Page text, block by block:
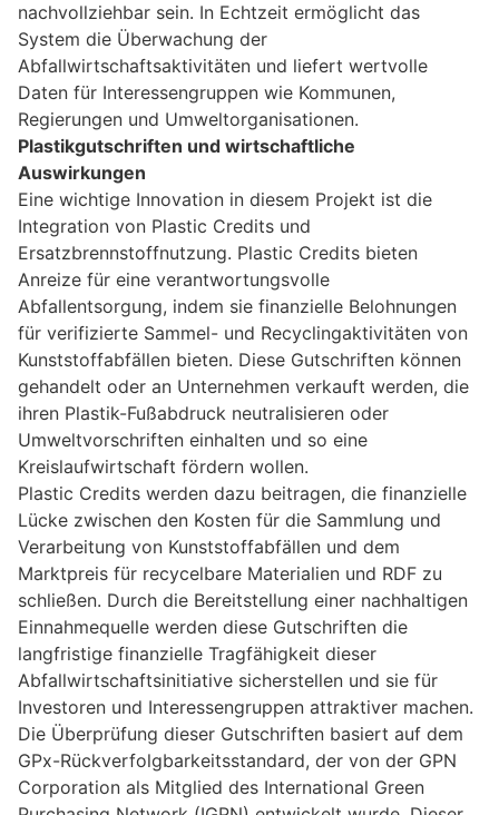
nachvollziehbar sein. In Echtzeit ermöglicht das
System die Überwachung der
Abfallwirtschaftsaktivitäten und liefert wertvolle
Daten für Interessengruppen wie Kommunen,
Regierungen und Umweltorganisationen.
Plastikgutschriften und wirtschaftliche
Auswirkungen
Eine wichtige Innovation in diesem Projekt ist die
Integration von Plastic Credits und
Ersatzbrennstoffnutzung. Plastic Credits bieten
Anreize für eine verantwortungsvolle
Abfallentsorgung, indem sie finanzielle Belohnungen
für verifizierte Sammel- und Recyclingaktivitäten von
Kunststoffabfällen bieten. Diese Gutschriften können
gehandelt oder an Unternehmen verkauft werden, die
ihren Plastik-Fußabdruck neutralisieren oder
Umweltvorschriften einhalten und so eine
Kreislaufwirtschaft fördern wollen.
Plastic Credits werden dazu beitragen, die finanzielle
Lücke zwischen den Kosten für die Sammlung und
Verarbeitung von Kunststoffabfällen und dem
Marktpreis für recycelbare Materialien und RDF zu
schließen. Durch die Bereitstellung einer nachhaltigen
Einnahmequelle werden diese Gutschriften die
langfristige finanzielle Tragfähigkeit dieser
Abfallwirtschaftsinitiative sicherstellen und sie für
Investoren und Interessengruppen attraktiver machen.
Die Überprüfung dieser Gutschriften basiert auf dem
GPx-Rückverfolgbarkeitsstandard, der von der GPN
Corporation als Mitglied des International Green